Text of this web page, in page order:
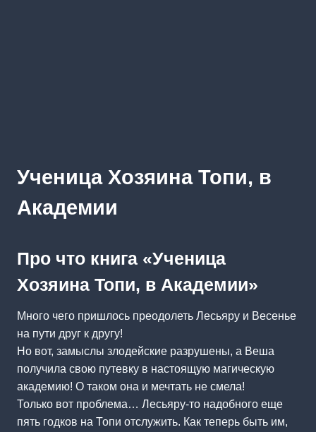
Ученица Хозяина Топи, в
Академии
Про что книга «Ученица
Хозяина Топи, в Академии»
Много чего пришлось преодолеть Лесьяру и Весенье
на пути друг к другу!
Но вот, замыслы злодейские разрушены, а Веша
получила свою путевку в настоящую магическую
академию! О таком она и мечтать не смела!
Только вот проблема… Лесьяру-то надобного еще
пять годков на Топи отслужить. Как теперь быть им,